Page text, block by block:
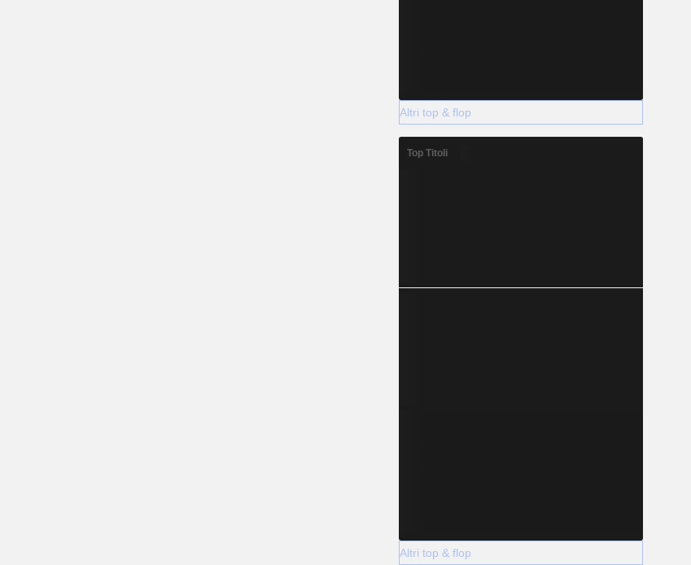
Altri top & flop
Top Titoli
Altri top & flop